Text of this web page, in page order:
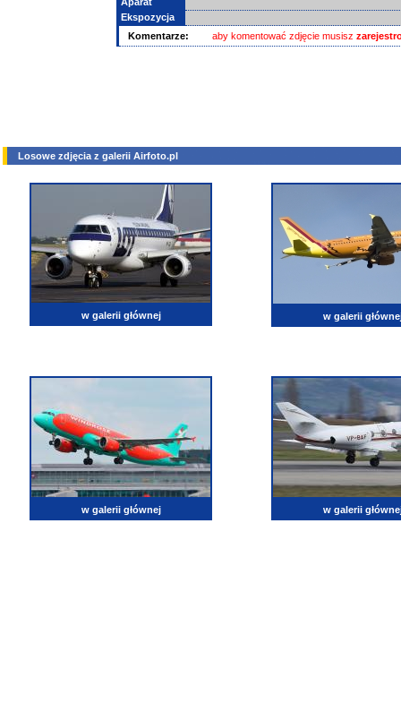
Ekspozycja
Komentarze:
aby komentować zdjęcie musisz
Losowe zdjęcia z galerii Airfoto.pl
w galerii głównej w galerii
w galerii głównej w galerii